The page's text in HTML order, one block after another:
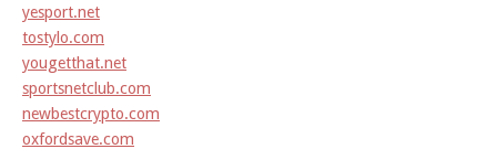
yesport.net
tostylo.com
yougetthat.net
sportsnetclub.com
newbestcrypto.com
oxfordsave.com